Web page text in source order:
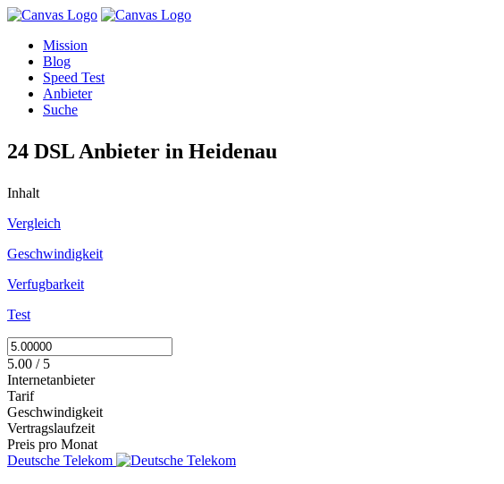
Mission
Blog
Speed Test
Anbieter
Suche
24 DSL Anbieter in Heidenau
Inhalt
Vergleich
Geschwindigkeit
Verfugbarkeit
Test
5.00 / 5
Internetanbieter
Tarif
Geschwindigkeit
Vertragslaufzeit
Preis pro Monat
Deutsche Telekom